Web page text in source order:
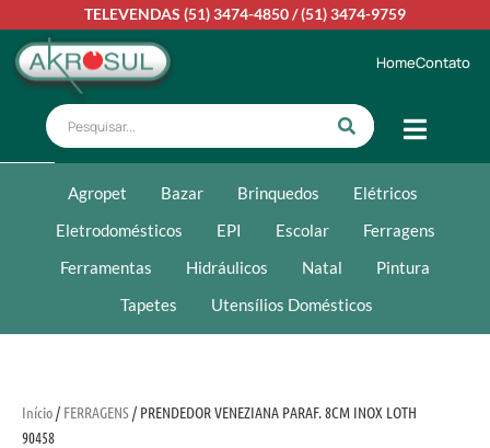
TELEVENDAS (51) 3474-4850/(51) 3474-9759
HomeContato
Agropet Bazar Brinquedos
Elétricos
Eletrodomésticos
EPI Escolar
Ferragens
Ferramentas
Hidráulicos Natal
Pintura
Tapetes
Utensílios Domésticos
Início/ FERRAGENS/ PRENDEDOR VENEZIANA PARAF. 8CM INOX LOTH
90458